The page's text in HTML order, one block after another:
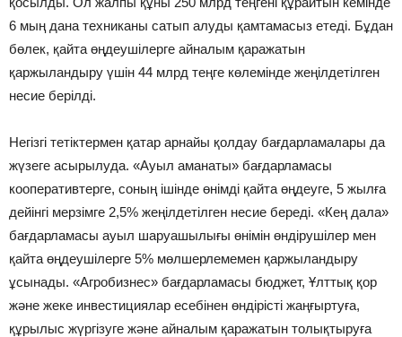
6 мың дана техниканы сатып алуды қамтамасыз етеді. Бұдан
бөлек, қайта өңдеушілерге айналым қаражатын
қаржыландыру үшін 44 млрд теңге көлемінде жеңілдетілген
несие берілді.
Негізгі тетіктермен қатар арнайы қолдау бағдарламалары да
жүзеге асырылуда. «Ауыл аманаты» бағдарламасы
кооперативтерге, соның ішінде өнімді қайта өңдеуге, 5 жылға
дейінгі мерзімге 2,5% жеңілдетілген несие береді. «Кең дала»
бағдарламасы ауыл шаруашылығы өнімін өндірушілер мен
қайта өңдеушілерге 5% мөлшерлемемен қаржыландыру
ұсынады. «Агробизнес» бағдарламасы бюджет, Ұлттық қор
және жеке инвестициялар есебінен өндірісті жаңғыртуға,
құрылыс жүргізуге және айналым қаражатын толықтыруға